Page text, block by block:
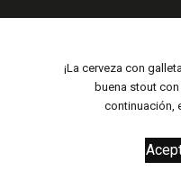
¡La cerveza con
buena stout
continuación,